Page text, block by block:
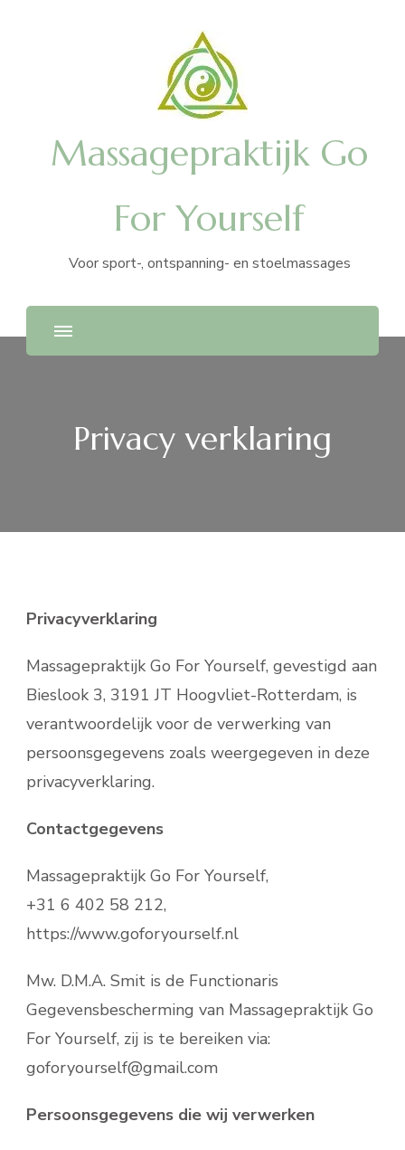
Massagepraktijk Go
For Yourself
Voor sport-, ontspanning- en stoelmassages
Privacy verklaring
Privacyverklaring
Massagepraktijk Go For Yourself, gevestigd aan
Bieslook 3, 3191 JT Hoogvliet-Rotterdam, is
verantwoordelijk voor de verwerking van
persoonsgegevens zoals weergegeven in deze
privacyverklaring.
Contactgegevens
Massagepraktijk Go For Yourself,
+31 6 402 58 212,
https://www.goforyourself.nl
Mw. D.M.A. Smit is de Functionaris
Gegevensbescherming van Massagepraktijk Go
For Yourself, zij is te bereiken via:
goforyourself@gmail.com
Persoonsgegevens die wij verwerken